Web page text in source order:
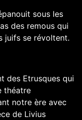
sous les
des remous qui
juifs se révoltent.
des Etrusques qui
théatre
notre ère avec
de Livius